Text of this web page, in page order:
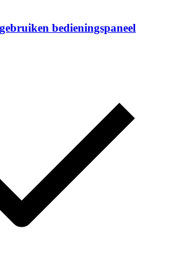
bedieningspaneel